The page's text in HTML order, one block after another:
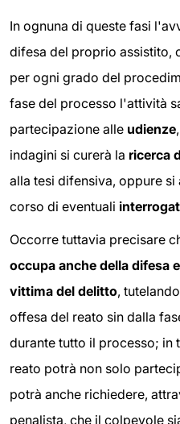
In ognuna di queste fasi
difesa del proprio assistito,
per ogni grado del
fase del processo l'attività
partecipazione alle udienze
indagini si curerà la ricerca
alla tesi difensiva, oppure
corso di eventuali
Occorre tuttavia precisare
occupa anche della difesa
vittima del delitto,
offesa del reato sin dalla
durante tutto il processo; in
reato potrà non solo
potrà anche richiedere,
penalista, che il colpevole